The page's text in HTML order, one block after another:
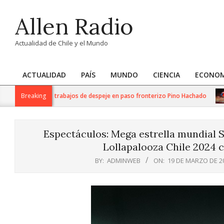
contentAllen Radio
Actualidad de Chile y el Mundo
Primary
Navigation
ACTUALIDAD PAÍS MUNDO CIENCIA
Breaking
intensos trabajos de despeje en paso fronterizo Pino Hachado
Espectáculos: Mega estrella mundial
Lollapalooza Chile 2024
BY: ADMINWEB ON: 19 DE MARZO DE